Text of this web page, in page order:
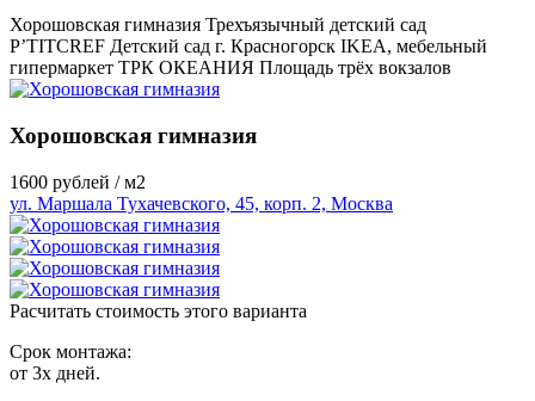
Хорошовская гимназия Трехъязычный детский сад
P’TITCREF Детский сад г. Красногорск IKEA, мебельный
гипермаркет ТРК ОКЕАНИЯ Площадь трёх вокзалов
Хорошовская гимназия
1600 рублей / м2
ул. Маршала Тухачевского, 45, корп. 2, Москва
Расчитать стоимость этого варианта
Срок монтажа:
от 3х дней.